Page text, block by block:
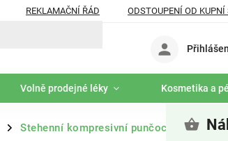
REKLAMAČNÍ ŘÁD ODSTOUPENÍ OD KUPNÍ
Volně prodejné léky Kosmetika a
/ Stehenní kompresivní punčochy